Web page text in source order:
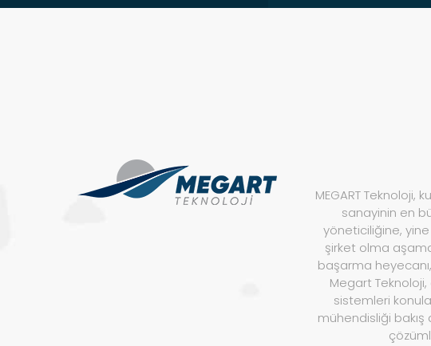
MEGART Teknoloji,
sanayinin en
yöneticiliğine,
şirket olma
başarma
Megart
sistemleri
mühendisliği